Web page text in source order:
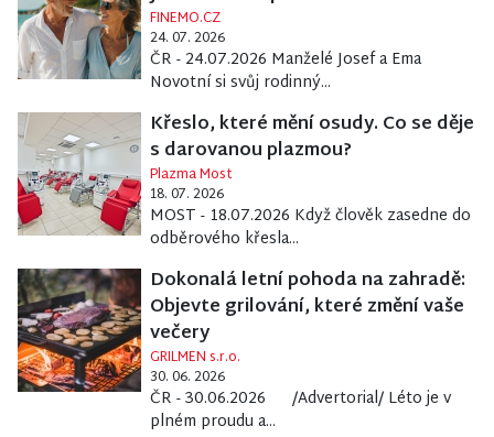
FINEMO.CZ
24. 07. 2026
ČR - 24.07.2026 Manželé Josef a Ema
Novotní si svůj rodinný...
Křeslo, které mění osudy. Co se děje
s darovanou plazmou?
Plazma Most
18. 07. 2026
MOST - 18.07.2026 Když člověk zasedne do
odběrového křesla...
Dokonalá letní pohoda na zahradě:
Objevte grilování, které změní vaše
večery
GRILMEN s.r.o.
30. 06. 2026
ČR - 30.06.2026 /Advertorial/ Léto je v
plném proudu a...